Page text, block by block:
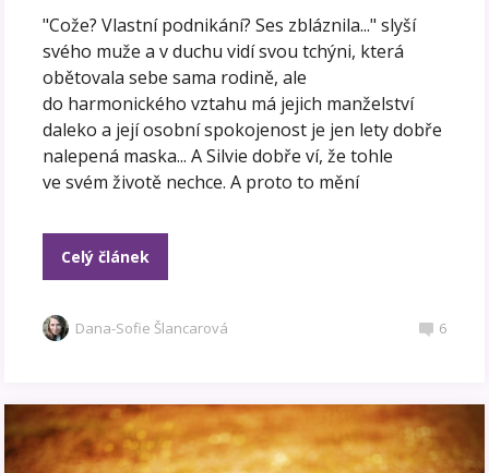
"Cože? Vlastní podnikání? Ses zbláznila..." slyší
svého muže a v duchu vidí svou tchýni, která
obětovala sebe sama rodině, ale
do harmonického vztahu má jejich manželství
daleko a její osobní spokojenost je jen lety dobře
nalepená maska... A Silvie dobře ví, že tohle
ve svém životě nechce. A proto to mění
Celý článek
Dana-Sofie Šlancarová 6